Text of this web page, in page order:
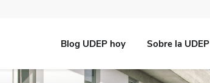
Blog UDEP hoy Sobre la UDEP